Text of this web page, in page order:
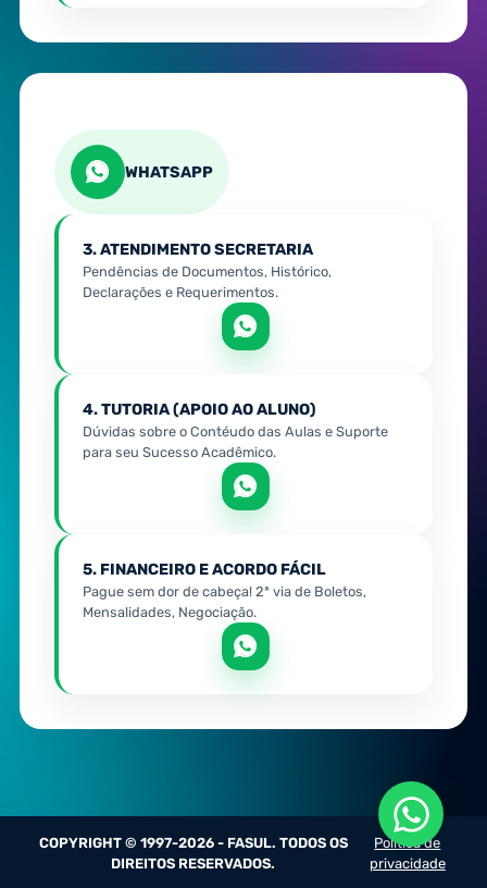
WHATSAPP
3. ATENDIMENTO SECRETARIA
Pendências de Documentos, Histórico,
Declarações e Requerimentos.
4. TUTORIA (APOIO AO ALUNO)
Dúvidas sobre o Contéudo das Aulas e Suporte
para seu Sucesso Acadêmico.
5. FINANCEIRO E ACORDO FÁCIL
Pague sem dor de cabeça! 2ª via de Boletos,
Mensalidades, Negociação.
COPYRIGHT © 1997-2026 - FASUL. TODOS OS
DIREITOS RESERVADOS.
Política de
privacidade